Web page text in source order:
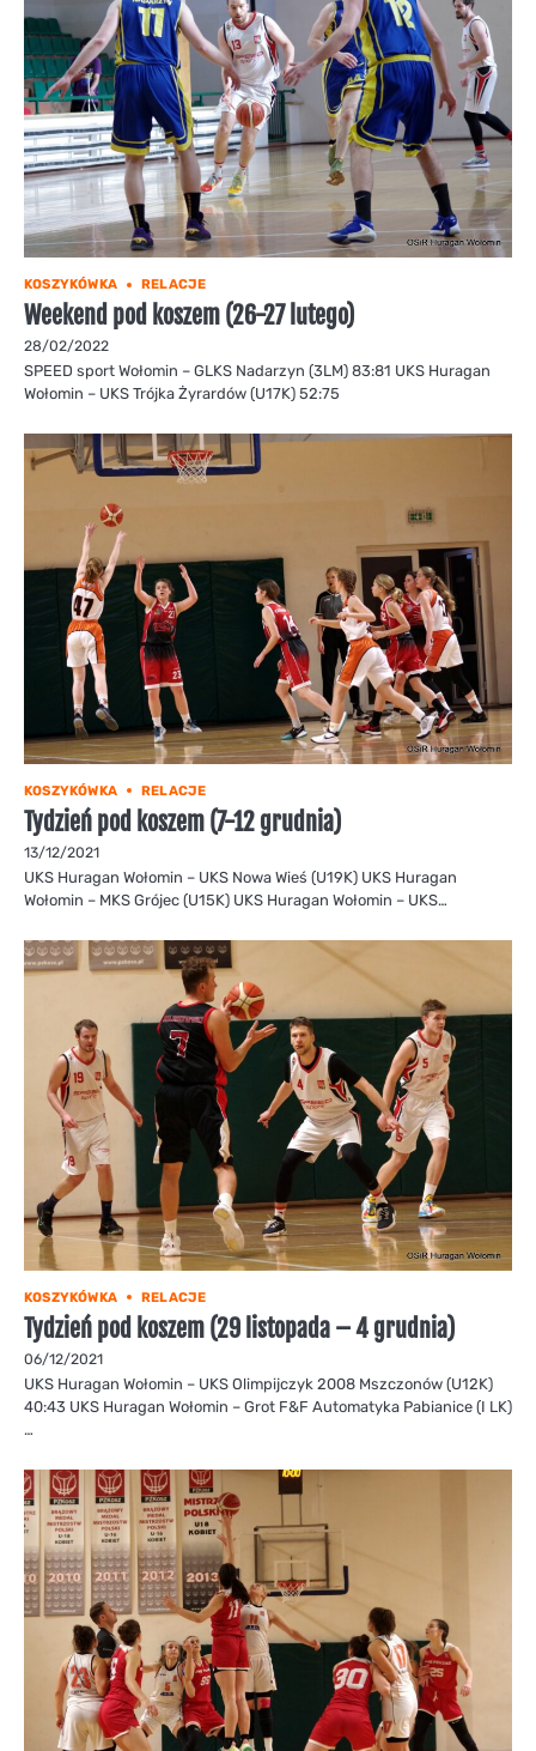
KOSZYKÓWKA RELACJE
Weekend pod koszem (26-27 lutego)
28/02/2022
SPEED sport Wołomin – GLKS Nadarzyn (3LM) 83:81 UKS Huragan
Wołomin – UKS Trójka Żyrardów (U17K) 52:75
KOSZYKÓWKA RELACJE
Tydzień pod koszem (7-12 grudnia)
13/12/2021
UKS Huragan Wołomin – UKS Nowa Wieś (U19K) UKS Huragan
Wołomin – MKS Grójec (U15K) UKS Huragan Wołomin – UKS…
KOSZYKÓWKA RELACJE
Tydzień pod koszem (29 listopada – 4 grudnia)
06/12/2021
UKS Huragan Wołomin – UKS Olimpijczyk 2008 Mszczonów (U12K)
40:43 UKS Huragan Wołomin – Grot F&F Automatyka Pabianice (I LK)
…